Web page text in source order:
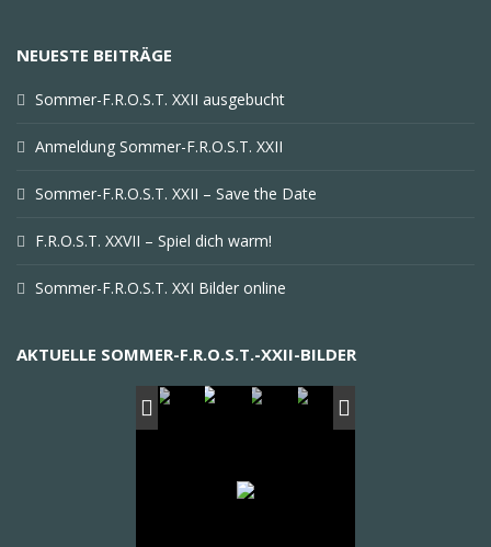
NEUESTE BEITRÄGE
Sommer-F.R.O.S.T. XXII ausgebucht
Anmeldung Sommer-F.R.O.S.T. XXII
Sommer-F.R.O.S.T. XXII – Save the Date
F.R.O.S.T. XXVII – Spiel dich warm!
Sommer-F.R.O.S.T. XXI Bilder online
AKTUELLE SOMMER-F.R.O.S.T.-XXII-BILDER